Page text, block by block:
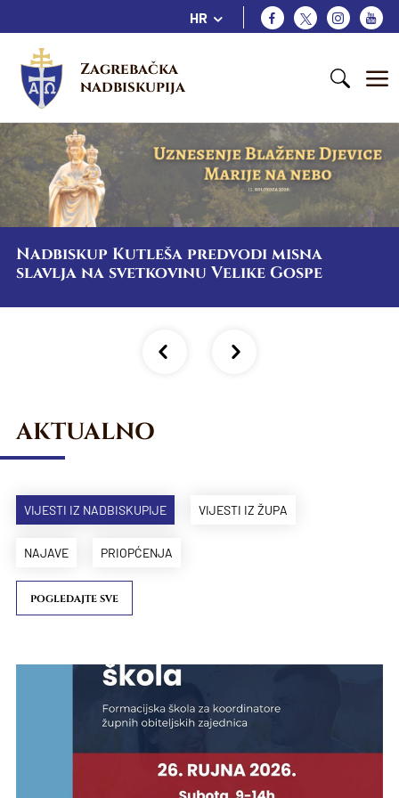
HR
Zagrebačka
nadbiskupija
Nadbiskup Kutleša predvodi misna
slavlja na svetkovinu Velike Gospe
AKTUALNO
VIJESTI IZ NADBISKUPIJE VIJESTI IZ ŽUPA
NAJAVE PRIOPĆENJA
POGLEDAJTE SVE